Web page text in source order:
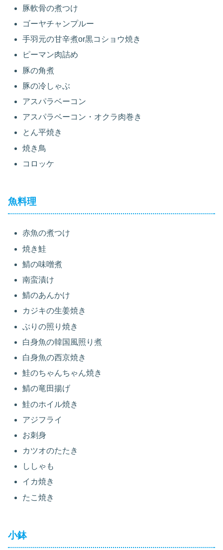
豚軟骨の煮つけ
ゴーヤチャンプルー
手羽元の甘辛煮or黒コショウ焼き
ピーマン肉詰め
豚の角煮
豚の冷しゃぶ
アスパラベーコン
アスパラベーコン・オクラ肉巻き
とん平焼き
焼き鳥
コロッケ
魚料理
赤魚の煮つけ
焼き鮭
鯖の味噌煮
南蛮漬け
鯖のあんかけ
カジキの生姜焼き
ぶりの照り焼き
白身魚の韓国風照り煮
白身魚の西京焼き
鮭のちゃんちゃん焼き
鯖の竜田揚げ
鮭のホイル焼き
アジフライ
お刺身
カツオのたたき
ししゃも
イカ焼き
たこ焼き
小鉢